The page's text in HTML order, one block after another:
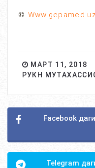
©
МАРТ 11, 2018
РУКН
Facebook
Telegram